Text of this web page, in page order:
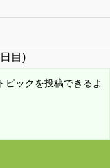
目)
ピックを投稿できるよ